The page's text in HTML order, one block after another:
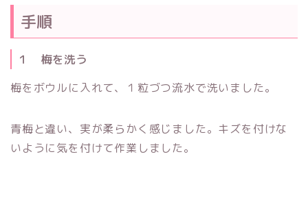
手順
１ 梅を洗う
梅をボウルに入れて、１粒づつ流水で洗いました。
青梅と違い、実が柔らかく感じました。キズを付けな
いように気を付けて作業しました。